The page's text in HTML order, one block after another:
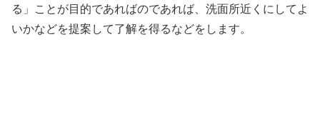
る」ことが目的であればのであれば、洗面所近くにしてよ
いかなどを提案して了解を得るなどをします。